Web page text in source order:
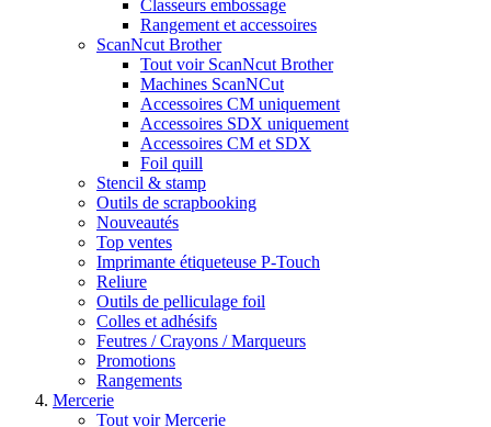
Classeurs embossage
Rangement et accessoires
ScanNcut Brother
Tout voir ScanNcut Brother
Machines ScanNCut
Accessoires CM uniquement
Accessoires SDX uniquement
Accessoires CM et SDX
Foil quill
Stencil & stamp
Outils de scrapbooking
Nouveautés
Top ventes
Imprimante étiqueteuse P-Touch
Reliure
Outils de pelliculage foil
Colles et adhésifs
Feutres / Crayons / Marqueurs
Promotions
Rangements
Mercerie
Tout voir Mercerie